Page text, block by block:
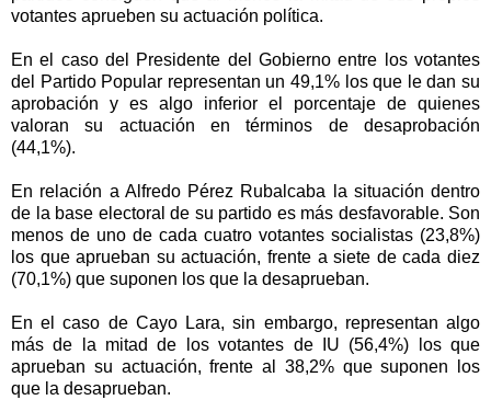
votantes aprueben su actuación política.
En el caso del Presidente del Gobierno entre los votantes
del Partido Popular representan un 49,1% los que le dan su
aprobación y es algo inferior el porcentaje de quienes
valoran su actuación en términos de desaprobación
(44,1%).
En relación a Alfredo Pérez Rubalcaba la situación dentro
de la base electoral de su partido es más desfavorable. Son
menos de uno de cada cuatro votantes socialistas (23,8%)
los que aprueban su actuación, frente a siete de cada diez
(70,1%) que suponen los que la desaprueban.
En el caso de Cayo Lara, sin embargo, representan algo
más de la mitad de los votantes de IU (56,4%) los que
aprueban su actuación, frente al 38,2% que suponen los
que la desaprueban.